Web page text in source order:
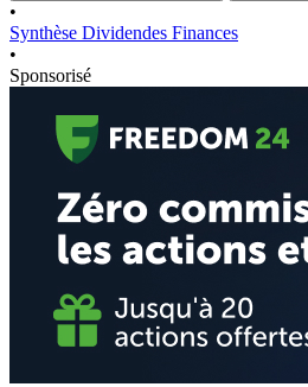
•
Synthèse Dividendes Finances
•
Sponsorisé